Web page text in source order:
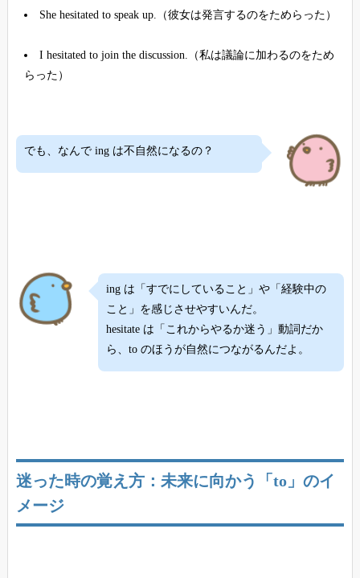
She hesitated to speak up.（彼女は発言するのをためらった）
I hesitated to join the discussion.（私は議論に加わるのをため
らった）
でも、なんで ing は不自然になるの？
ing は「すでにしていること」や「経験中の
こと」を感じさせやすいんだ。
hesitate は「これからやるか迷う」動詞だか
ら、to のほうが自然につながるんだよ。
迷った時の覚え方：未来に向かう「to」のイ
メージ